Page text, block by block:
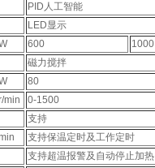
PID人工智能
LED显示
600 1000
磁力搅拌
80
min
0-1500
支持
支持保温定时及工作定时
支持超温报警及自动停止加热